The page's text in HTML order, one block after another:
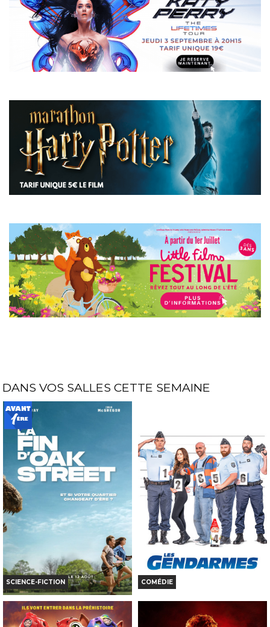
DANS VOS SALLES CETTE SEMAINE
SCIENCE-FICTION
LA FIN D'OAK STREET
COMÉDIE
LES GENDARMES